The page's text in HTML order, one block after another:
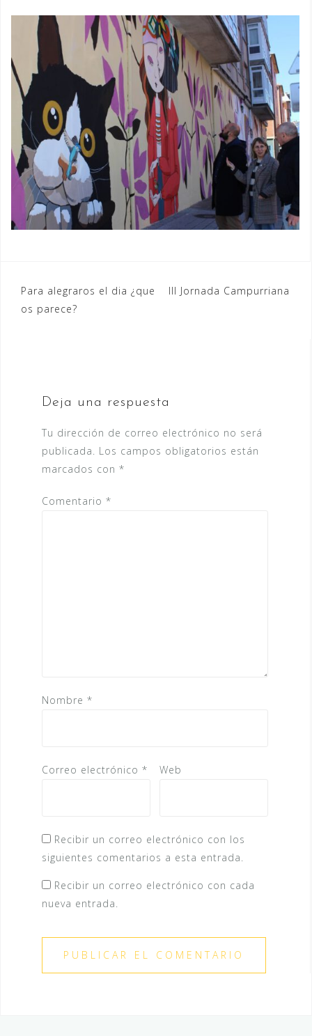
Navegación
de
Para alegraros el dia ¿que
os parece?
III Jornada Campurriana
Deja una respuesta
Tu dirección de correo electrónico no será
publicada. Los campos obligatorios están
marcados con *
Comentario *
Nombre *
Correo electrónico * Web
Recibir un correo electrónico con los
siguientes comentarios a esta entrada.
Recibir un correo electrónico con cada
nueva entrada.